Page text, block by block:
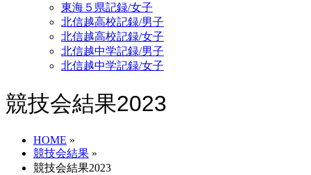
東海５県記録/女子
北信越高校記録/男子
北信越高校記録/女子
北信越中学記録/男子
北信越中学記録/女子
競技会結果2023
HOME »
競技会結果 »
競技会結果2023